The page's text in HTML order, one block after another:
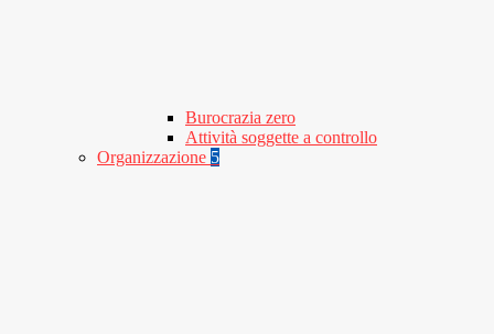
Burocrazia zero
Attività soggette a controllo
Organizzazione 5